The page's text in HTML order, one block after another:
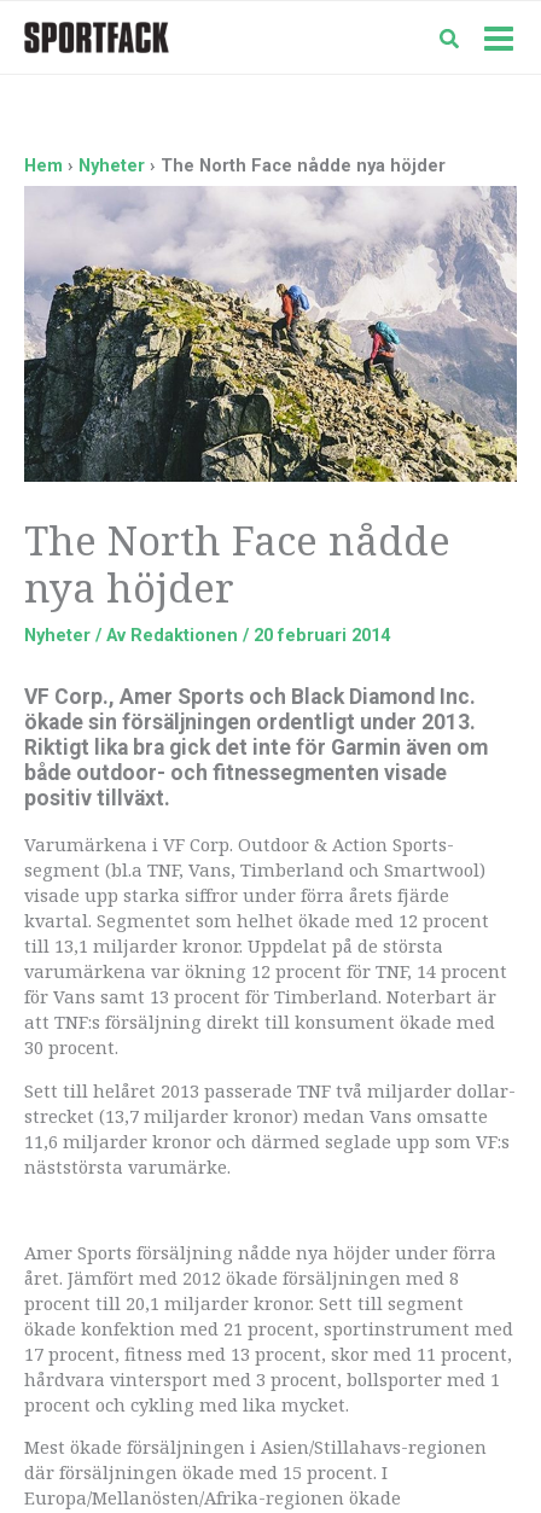
Hem Nyheter The North Face nådde nya höjder
The North Face nådde
nya höjder
Nyheter / Av Redaktionen / 20 februari 2014
VF Corp., Amer Sports och Black Diamond Inc.
ökade sin försäljningen ordentligt under 2013.
Riktigt lika bra gick det inte för Garmin även om
både outdoor- och fitnessegmenten visade
positiv tillväxt.
Varumärkena i VF Corp. Outdoor & Action Sports-
segment (bl.a TNF, Vans, Timberland och Smartwool)
visade upp starka siffror under förra årets fjärde
kvartal. Segmentet som helhet ökade med 12 procent
till 13,1 miljarder kronor. Uppdelat på de största
varumärkena var ökning 12 procent för TNF, 14 procent
för Vans samt 13 procent för Timberland. Noterbart är
att TNF:s försäljning direkt till konsument ökade med
30 procent.
Sett till helåret 2013 passerade TNF två miljarder dollar-
strecket (13,7 miljarder kronor) medan Vans omsatte
11,6 miljarder kronor och därmed seglade upp som VF:s
näststörsta varumärke.
Amer Sports försäljning nådde nya höjder under förra
året. Jämfört med 2012 ökade försäljningen med 8
procent till 20,1 miljarder kronor. Sett till segment
ökade konfektion med 21 procent, sportinstrument med
17 procent, fitness med 13 procent, skor med 11 procent,
hårdvara vintersport med 3 procent, bollsporter med 1
procent och cykling med lika mycket.
Mest ökade försäljningen i Asien/Stillahavs-regionen
där försäljningen ökade med 15 procent. I
Europa/Mellanösten/Afrika-regionen ökade